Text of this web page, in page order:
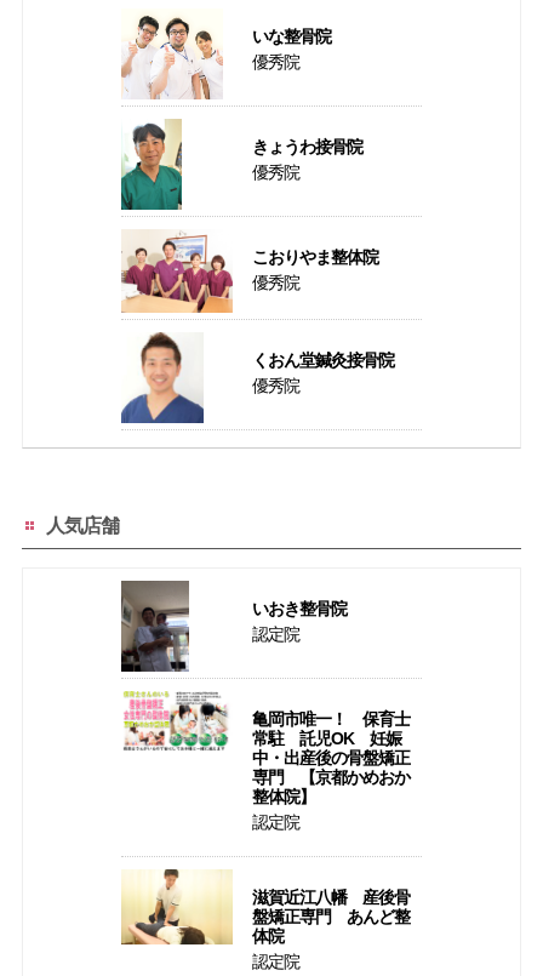
いな整骨院
優秀院
きょうわ接骨院
優秀院
こおりやま整体院
優秀院
くおん堂鍼灸接骨院
優秀院
人気店舗
いおき整骨院
認定院
亀岡市唯一！ 保育士
常駐 託児OK 妊娠
中・出産後の骨盤矯正
専門 【京都かめおか
整体院】
認定院
滋賀近江八幡 産後骨
盤矯正専門 あんど整
体院
認定院